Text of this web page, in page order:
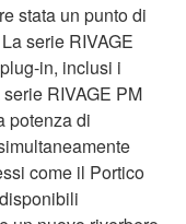
stata un punto di
serie RIVAGE
in, inclusi i
RIVAGE PM
potenza di
come il Portico